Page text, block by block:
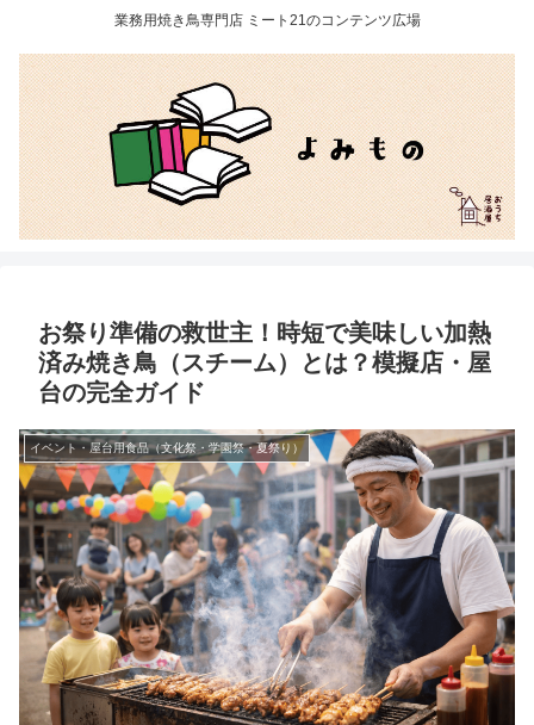
業務用焼き鳥専門店 ミート21のコンテンツ広場
お祭り準備の救世主！時短で美味しい加熱
済み焼き鳥（スチーム）とは？模擬店・屋
台の完全ガイド
イベント・屋台用食品（文化祭・学園祭・夏祭り）